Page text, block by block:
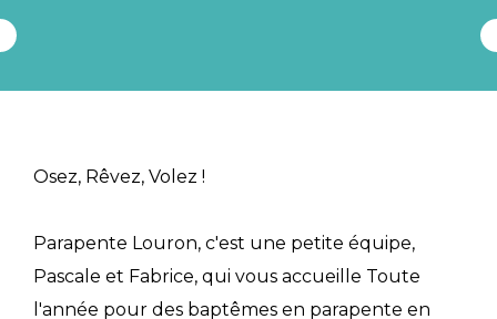
Osez, Rêvez, Volez !
Parapente Louron, c'est une petite équipe,
Pascale et Fabrice, qui vous accueille Toute
l'année pour des baptêmes en parapente en